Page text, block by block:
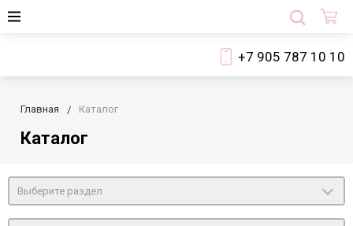
+7 905 787 10 10
Главная Каталог
Каталог
Выберите раздел